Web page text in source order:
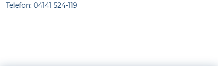
Telefon: 04141 524-119